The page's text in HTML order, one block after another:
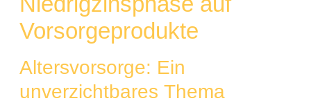
Vorsorgeprodukte
Altersvorsorge: Ein
unverzichtbares Thema